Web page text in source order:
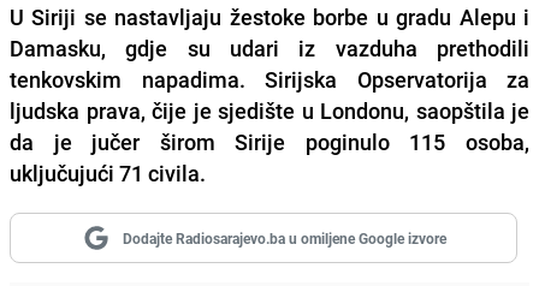
U Siriji se nastavljaju žestoke borbe u gradu Alepu i
Damasku, gdje su udari iz vazduha prethodili
tenkovskim napadima. Sirijska Opservatorija za
ljudska prava, čije je sjedište u Londonu, saopštila je
da je jučer širom Sirije poginulo 115 osoba,
uključujući 71 civila.
Dodajte Radiosarajevo.ba u omiljene Google izvore